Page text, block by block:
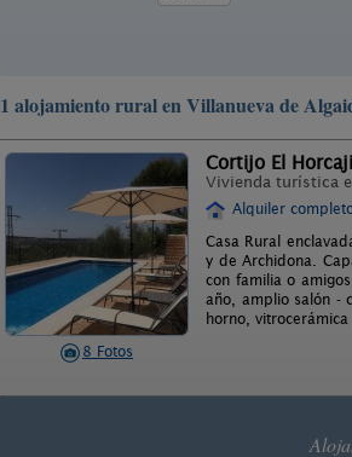
1 alojamiento rural en Villanueva de
8 Fotos
Cortijo El
Vivienda turística
Alquiler
Casa Rural
y de Archidona.
con familia o
año, amplio salón -
horno,